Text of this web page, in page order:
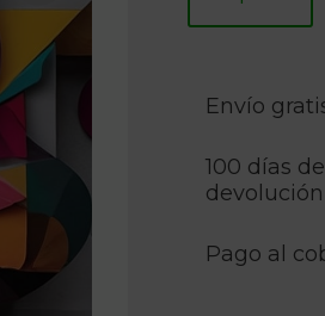
Envío
100 días
devolución
Pago al